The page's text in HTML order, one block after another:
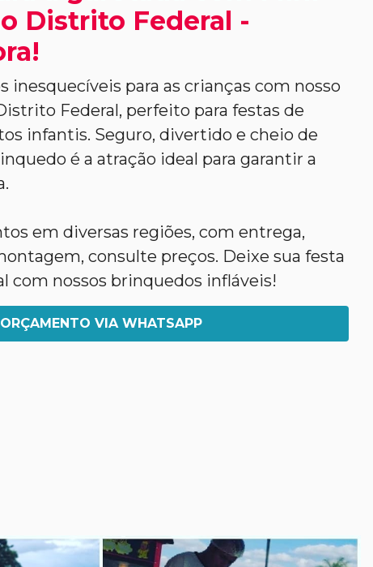
Distrito Federal -
inesquecíveis para as crianças com nosso
Federal, perfeito para festas de
infantis. Seguro, divertido e cheio de
é a atração ideal para garantir a
em diversas regiões, com entrega,
consulte preços. Deixe sua festa
com nossos brinquedos infláveis!
ORÇAMENTO VIA WHATSAPP